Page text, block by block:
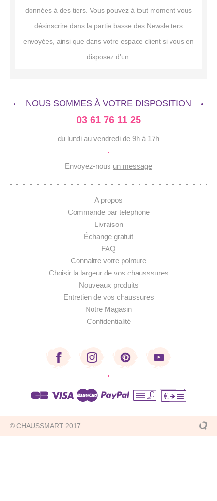
données à des tiers. Vous pouvez à tout moment vous
désinscrire dans la partie basse des Newsletters
envoyées, ainsi que dans votre espace client si vous en
disposez d’un.
NOUS SOMMES À VOTRE DISPOSITION
03 61 76 11 25
du lundi au vendredi de 9h à 17h
·
Envoyez-nous un message
A propos
Commande par téléphone
Livraison
Échange gratuit
FAQ
Connaitre votre pointure
Choisir la largeur de vos chausssures
Nouveaux produits
Entretien de vos chaussures
Notre Magasin
Confidentialité
·
€ €
© CHAUSSMART 2017